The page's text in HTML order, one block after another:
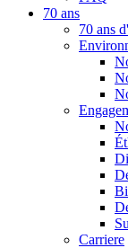
70 ans
70 ans
Carriere